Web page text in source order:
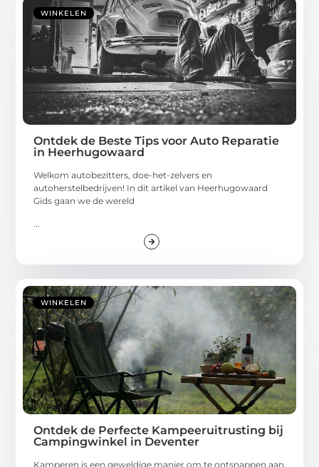
WINKELEN
Ontdek de Beste Tips voor Auto Reparatie
in Heerhugowaard
Welkom autobezitters, doe-het-zelvers en
autoherstelbedrijven! In dit artikel van Heerhugowaard
Gids gaan we de wereld
WINKELEN
Ontdek de Perfecte Kampeeruitrusting bij
Campingwinkel in Deventer
Kamperen is een geweldige manier om te ontsnappen aan